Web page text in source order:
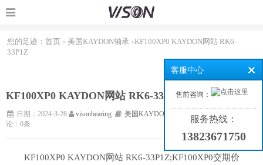
您的足迹： 首页 > 美国KAYDON轴承 >KF100XP0 KAYDON网站 RK6-
33P1Z
KF100XP0 KAYDON网站 RK6-33P1Z
日期：2024-3-28 visonbearing 美国KAYDON轴承 浏览：226次
论：0条
KF100XP0 KAYDON网站 RK6-33P1Z;KF100XP0交期价
客服中心
售前咨询：
服务热线：
13823671750